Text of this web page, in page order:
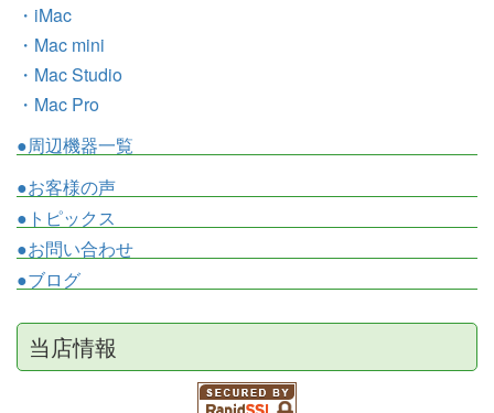
・iMac
・Mac mini
・Mac Studio
・Mac Pro
●周辺機器一覧
●お客様の声
●トピックス
●お問い合わせ
●ブログ
当店情報